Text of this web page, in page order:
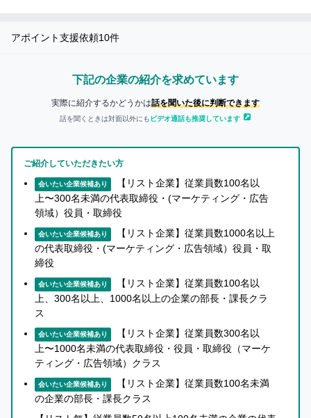
アポイント支援依頼10件
下記の企業の紹介を求めています
実際に紹介するかどうかは話を聞いた後に判断できます
話を聞くときは対面以外にも ビデオ通話も推奨しています
ご紹介していただきたい方
会いたい企業候補あり
【リスト企業】従業員数100名以
上〜300名未満の代表取締役・(マーケティング・広告
領域）役員・取締役
会いたい企業候補あり
【リスト企業】従業員数1000名以上
の代表取締役・(マーケティング・広告領域）役員・取
締役
会いたい企業候補あり
【リスト企業】従業員数100名以
上、300名以上、1000名以上の企業の部長・課長クラ
ス
会いたい企業候補あり
【リスト企業】従業員数300名以
上〜1000名未満の代表取締役・役員・取締役（マーケ
ティング・広告領域）クラス
会いたい企業候補あり
【リスト企業】従業員数100名未満
の企業の部長・課長クラス
まずは無料会員登録
ち
ら
セ
ー
ス
ハ
に
つ
い
て
詳
し
く
ン